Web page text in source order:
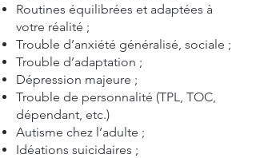
Routines équilibrées et adaptées à
votre réalité ;
Trouble d’anxiété généralisé, sociale ;
Trouble d’adaptation ;
Dépression majeure ;
Trouble de personnalité (TPL, TOC,
dépendant, etc.)
Autisme chez l’adulte ;
Idéations suicidaires ;